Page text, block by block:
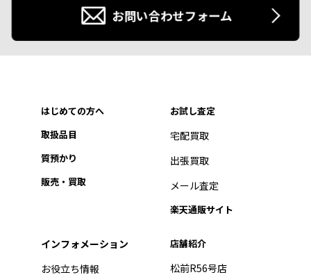
お問い合わせフォーム
はじめての方へ
取扱品目
質預かり
販売・買取
お試し査定
宅配買取
出張買取
メール査定
楽天通販サイト
インフォメーション
お役立ち情報
店舗紹介
松前R56号店